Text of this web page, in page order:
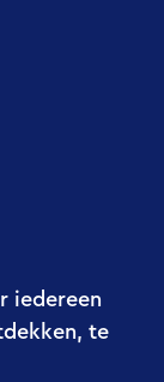
iedereen
te